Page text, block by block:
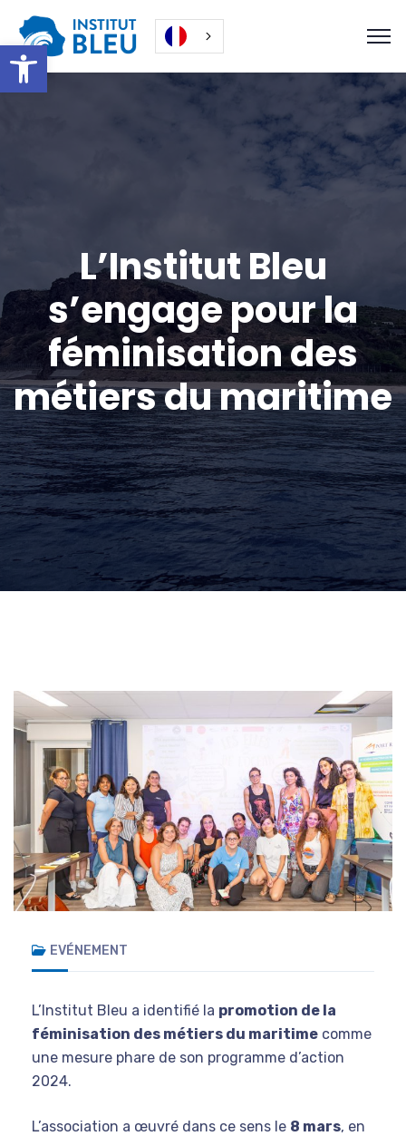
Ouvrir la barre d’outils
L’Institut Bleu
s’engage pour la
féminisation des
métiers du maritime
EVÉNEMENT
L’Institut Bleu a identifié la promotion de la
féminisation des métiers du maritime comme
une mesure phare de son programme d’action
2024.
L’association a œuvré dans ce sens le 8 mars, en